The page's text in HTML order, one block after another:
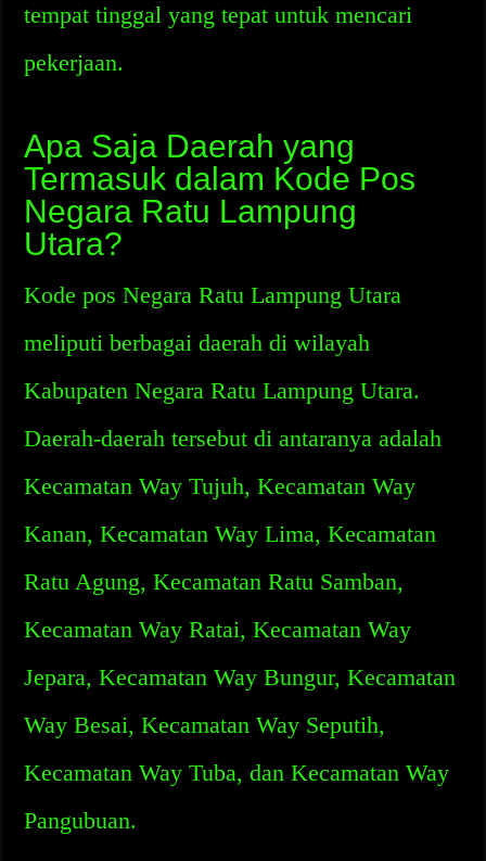
tempat tinggal yang tepat untuk mencari
pekerjaan.
Apa Saja Daerah yang
Termasuk dalam Kode Pos
Negara Ratu Lampung
Utara?
Kode pos Negara Ratu Lampung Utara
meliputi berbagai daerah di wilayah
Kabupaten Negara Ratu Lampung Utara.
Daerah-daerah tersebut di antaranya adalah
Kecamatan Way Tujuh, Kecamatan Way
Kanan, Kecamatan Way Lima, Kecamatan
Ratu Agung, Kecamatan Ratu Samban,
Kecamatan Way Ratai, Kecamatan Way
Jepara, Kecamatan Way Bungur, Kecamatan
Way Besai, Kecamatan Way Seputih,
Kecamatan Way Tuba, dan Kecamatan Way
Pangubuan.